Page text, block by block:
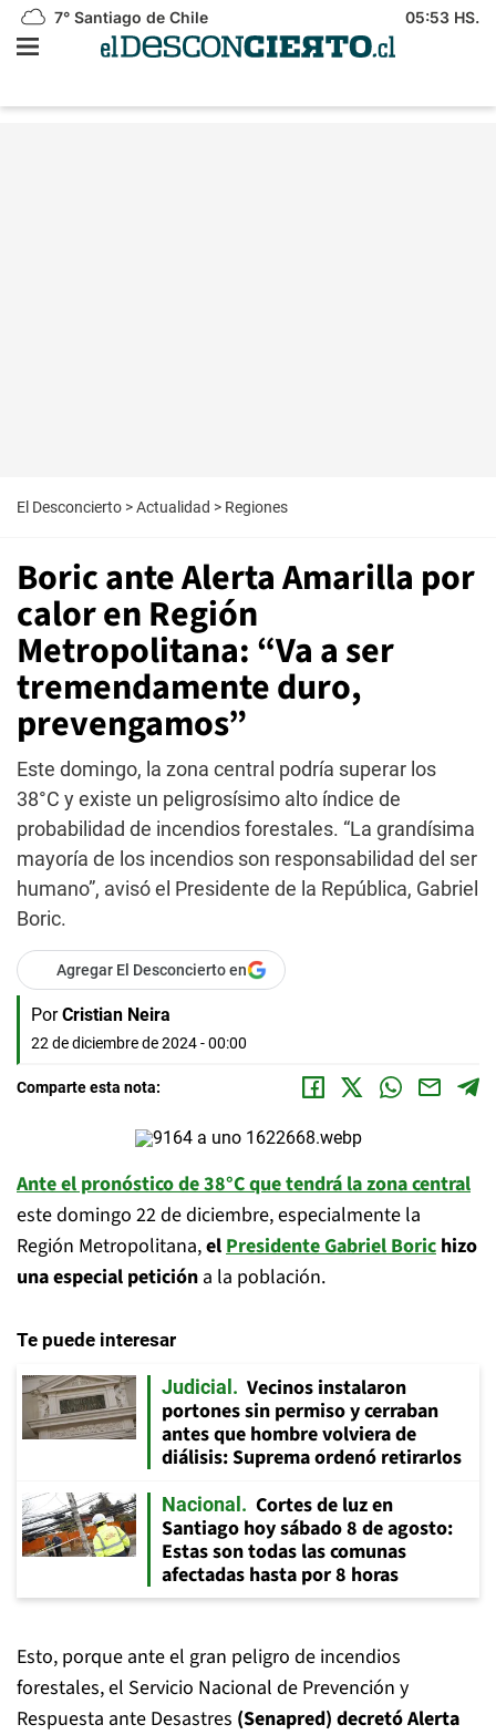
7° Santiago de Chile 05:53 HS.
El Desconcierto >Actualidad > Regiones
Boric ante Alerta Amarilla por
calor en Región
Metropolitana: “Va a ser
tremendamente duro,
prevengamos”
Este domingo, la zona central podría superar los
38°C y existe un peligrosísimo alto índice de
probabilidad de incendios forestales. “La grandísima
mayoría de los incendios son responsabilidad del ser
humano”, avisó el Presidente de la República, Gabriel
Boric.
Agregar El Desconcierto en
Por Cristian Neira
22 de diciembre de 2024 - 00:00
Comparte esta nota:
Ante el pronóstico de 38°C que tendrá la zona central
este domingo 22 de diciembre, especialmente la
Región Metropolitana,elPresidente Gabriel Boric hizo
una especial petición a la población.
Te puede interesar
Judicial
Vecinos instalaron
portones sin permiso y cerraban
antes que hombre volviera de
diálisis: Suprema ordenó retirarlos
Nacional
Cortes de luz en
Santiago hoy sábado 8 de agosto:
Estas son todas las comunas
afectadas hasta por 8 horas
Esto, porque ante el gran peligro de incendios
forestales, el Servicio Nacional de Prevención y
Respuesta ante Desastres (Senapred) decretó Alerta